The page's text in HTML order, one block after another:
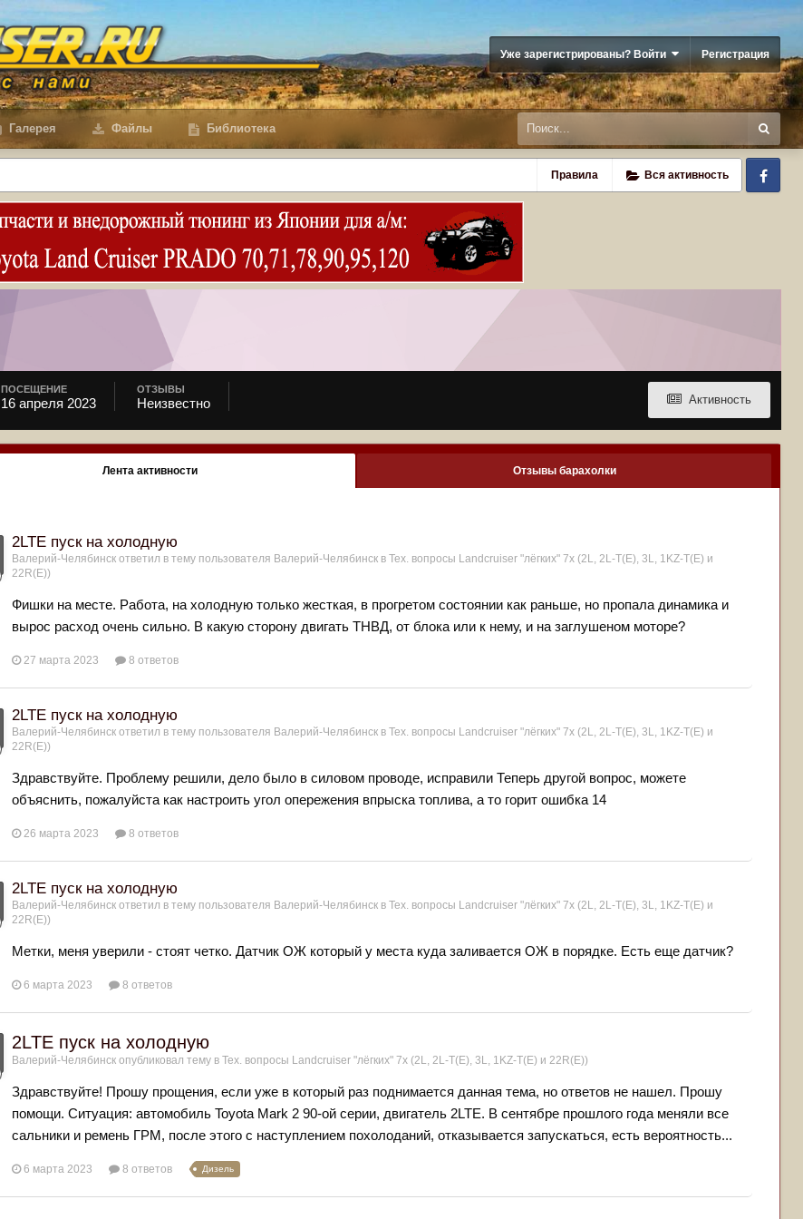
Уже зарегистрированы? Войти Регистрация
Галерея Файлы Библиотека
Правила Вся активность
Активность
ПОСЕЩЕНИЕ
16 апреля 2023
ОТЗЫВЫ
Неизвестно
Лента активности Отзывы барахолки
2LTE пуск на холодную
Валерий-Челябинск ответил в тему пользователя Валерий-Челябинск в Тех. вопросы Landcruiser "лёгких" 7x (2L, 2L-T(Е), 3L, 1KZ-T(E) и
22R(Е))
Фишки на месте. Работа, на холодную только жесткая, в прогретом состоянии как раньше, но пропала динамика и
вырос расход очень сильно. В какую сторону двигать ТНВД, от блока или к нему, и на заглушеном моторе?
27 марта 2023 8 ответов
2LTE пуск на холодную
Валерий-Челябинск ответил в тему пользователя Валерий-Челябинск в Тех. вопросы Landcruiser "лёгких" 7x (2L, 2L-T(Е), 3L, 1KZ-T(E) и
22R(Е))
Здравствуйте. Проблему решили, дело было в силовом проводе, исправили Теперь другой вопрос, можете
объяснить, пожалуйста как настроить угол опережения впрыска топлива, а то горит ошибка 14
26 марта 2023 8 ответов
2LTE пуск на холодную
Валерий-Челябинск ответил в тему пользователя Валерий-Челябинск в Тех. вопросы Landcruiser "лёгких" 7x (2L, 2L-T(Е), 3L, 1KZ-T(E) и
22R(Е))
Метки, меня уверили - стоят четко. Датчик ОЖ который у места куда заливается ОЖ в порядке. Есть еще датчик?
6 марта 2023 8 ответов
2LTE пуск на холодную
Валерий-Челябинск опубликовал тему в Тех. вопросы Landcruiser "лёгких" 7x (2L, 2L-T(Е), 3L, 1KZ-T(E) и 22R(Е))
Здравствуйте! Прошу прощения, если уже в который раз поднимается данная тема, но ответов не нашел. Прошу
помощи. Ситуация: автомобиль Toyota Mark 2 90-ой серии, двигатель 2LTE. В сентябре прошлого года меняли все
сальники и ремень ГРМ, после этого с наступлением похолоданий, отказывается запускаться, есть вероятность...
6 марта 2023 8 ответов Дизель